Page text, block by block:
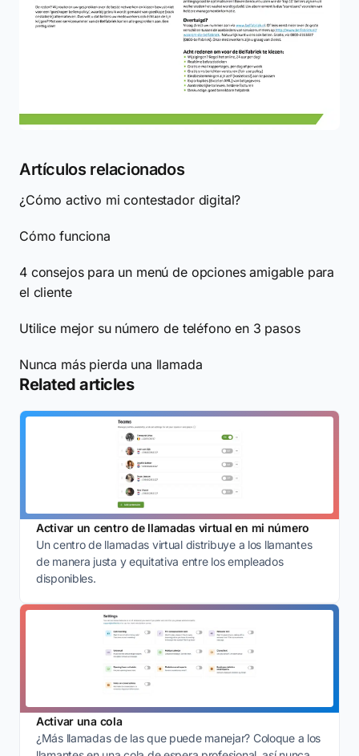
Artículos relacionados
¿Cómo activo mi contestador digital?
Cómo funciona
4 consejos para un menú de opciones amigable para
el cliente
Utilice mejor su número de teléfono en 3 pasos
Nunca más pierda una llamada
Related articles
Activar un centro de llamadas virtual en mi número
Un centro de llamadas virtual distribuye a los llamantes
de manera justa y equitativa entre los empleados
disponibles.
Activar una cola
¿Más llamadas de las que puede manejar? Coloque a los